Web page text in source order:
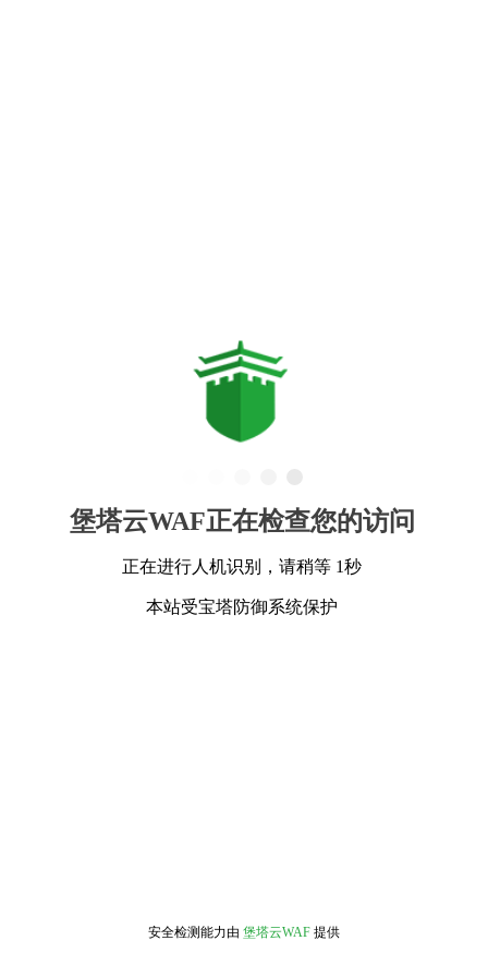
堡塔云WAF正在检查您的访问
正在进行人机识别，请稍等 1秒
本站受宝塔防御系统保护
安全检测能力由 堡塔云WAF 提供